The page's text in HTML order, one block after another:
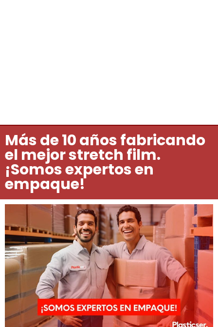
Más de 10 años fabricando
el mejor stretch film.
¡Somos expertos en
empaque!